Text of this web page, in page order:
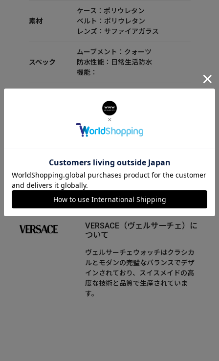
素材
ケース：ポリウレタン
ベルト：ポリウレタン
レンズ：サファイアガラス
スペック
ムーブメント：クォーツ
防水性能：日常生活防水
機能：
VERSACE（ヴェルサーチェ）に
ついて
ヴェルサーチェウォッチはクラシカ
ルとモダンの完璧なバランスでデザ
インされており、スイスメイドの高
度な技術と品質で生産されていま
す。